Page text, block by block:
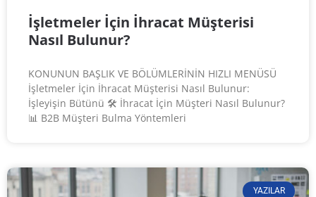
İşletmeler İçin İhracat Müşterisi
Nasıl Bulunur?
KONUNUN BAŞLIK VE BÖLÜMLERİNİN HIZLI MENÜSÜ
İşletmeler İçin İhracat Müşterisi Nasıl Bulunur:
İşleyişin Bütünü 🛠️ İhracat İçin Müşteri Nasıl Bulunur?
📊 B2B Müşteri Bulma Yöntemleri
YAZILAR